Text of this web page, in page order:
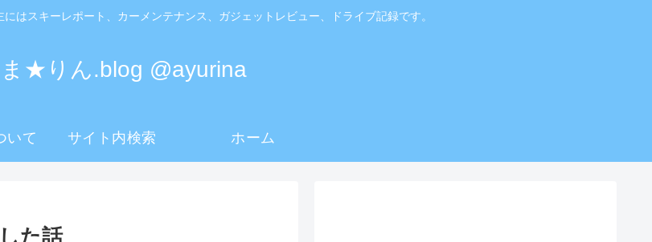
はスキーレポート、カーメンテナンス、ガジェットレビュー、ドライブ記録です。
ま★りん.blog @ayurina
いて サイト内検索 ホーム
た話